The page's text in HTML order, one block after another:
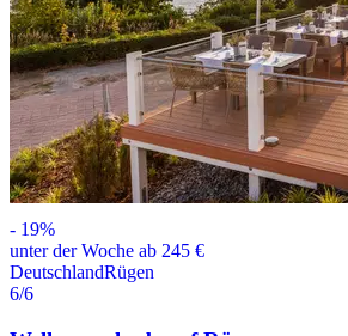
- 19%
unter der Woche ab 245 €
DeutschlandRügen
6/6